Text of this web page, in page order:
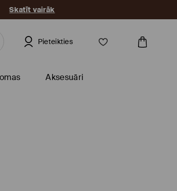
Skatīt vairāk
Pieteikties
Aksesuāri